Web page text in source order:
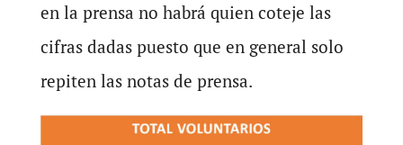
en la prensa no habrá quien coteje las
cifras dadas puesto que en general solo
repiten las notas de prensa.